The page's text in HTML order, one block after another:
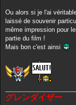
comme le 4 et le 10,
en janvier.
Il est donc tout à fait
cinéma.
Ou alors si je l'ai
laissé de souvenir
même impression pour
partie du film !
Mais bon c'est ainsi
グレンダイザー